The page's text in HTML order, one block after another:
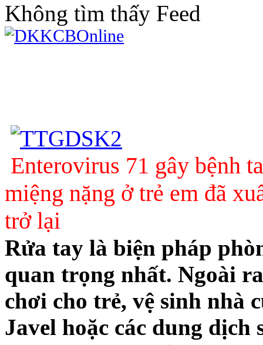
Không tìm thấy Feed
Enterovirus 71 gây bệnh
miệng nặng ở trẻ em đã
trở lại
Rửa tay là biện pháp
quan trọng nhất. Ngoài
chơi cho trẻ, vệ sinh nhà
Javel hoặc các dung